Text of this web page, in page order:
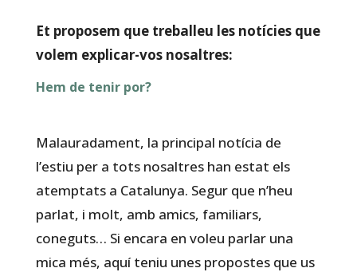
Et proposem que treballeu les notícies que
volem explicar-vos nosaltres:
Hem de tenir por?
Malauradament, la principal notícia de
l’estiu per a tots nosaltres han estat els
atemptats a Catalunya. Segur que n’heu
parlat, i molt, amb amics, familiars,
coneguts… Si encara en voleu parlar una
mica més, aquí teniu unes propostes que us